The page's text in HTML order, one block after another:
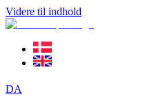
Videre til indhold
DA